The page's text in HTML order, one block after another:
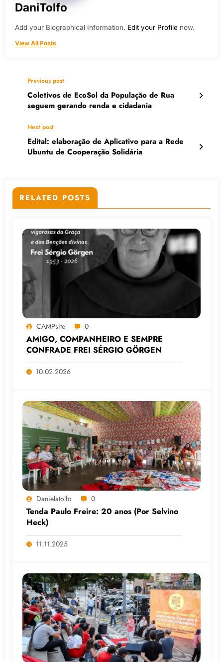
DaniTolfo
Add your Biographical Information. Edit your Profile now.
View All Posts
Previous post
Coletivos de EcoSol da População de Rua
seguem gerando renda e cidadania
Next post
Edital: elaboração de Aplicativo para a Rede
Ubuntu de Cooperação Solidária
RELATED POSTS
CAMPsite 0
AMIGO, COMPANHEIRO E SEMPRE
CONFRADE FREI SÉRGIO GÖRGEN
10.02.2026
Danielatolfo 0
Tenda Paulo Freire: 20 anos (Por Selvino
Heck)
11.11.2025